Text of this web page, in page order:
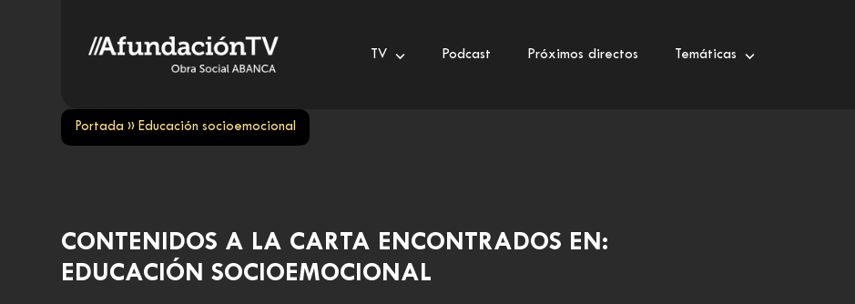
TV Podcast Próximos directos Temáticas
Portada » Educación socioemocional
CONTENIDOS A LA CARTA ENCONTRADOS EN:
EDUCACIÓN SOCIOEMOCIONAL